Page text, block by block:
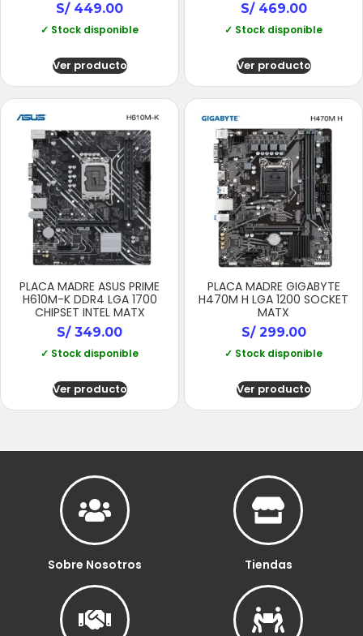
S/449.00
✓ Stock disponible
Ver producto
S/469.00
✓ Stock disponible
Ver producto
PLACA MADRE ASUS PRIME
H610M-K DDR4 LGA 1700
CHIPSET INTEL MATX
S/349.00
✓ Stock disponible
Ver producto
PLACA MADRE GIGABYTE
H470M H LGA 1200 SOCKET
MATX
S/299.00
✓ Stock disponible
Ver producto
Sobre Nosotros Tiendas